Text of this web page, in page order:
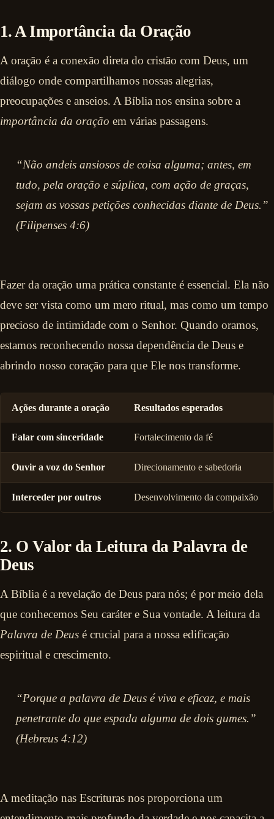
1. A Importância da Oração
A oração é a conexão direta do cristão com Deus, um
diálogo onde compartilhamos nossas alegrias,
preocupações e anseios. A Bíblia nos ensina sobre a
importância da oração em várias passagens.
“Não andeis ansiosos de coisa alguma; antes, em
tudo, pela oração e súplica, com ação de graças,
sejam as vossas petições conhecidas diante de Deus.”
(Filipenses 4:6)
Fazer da oração uma prática constante é essencial. Ela não
deve ser vista como um mero ritual, mas como um tempo
precioso de intimidade com o Senhor. Quando oramos,
estamos reconhecendo nossa dependência de Deus e
abrindo nosso coração para que Ele nos transforme.
Ações durante a oração Resultados esperados
Falar com sinceridade Fortalecimento da fé
Ouvir a voz do Senhor Direcionamento e sabedoria
Interceder por outros Desenvolvimento da compaixão
2. O Valor da Leitura da Palavra de
Deus
A Bíblia é a revelação de Deus para nós; é por meio dela
que conhecemos Seu caráter e Sua vontade. A leitura da
Palavra de Deus é crucial para a nossa edificação
espiritual e crescimento.
“Porque a palavra de Deus é viva e eficaz, e mais
penetrante do que espada alguma de dois gumes.”
(Hebreus 4:12)
A meditação nas Escrituras nos proporciona um